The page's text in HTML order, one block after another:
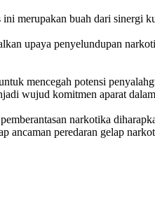
merupakan buah dari sinergi
upaya penyelundupan
mencegah potensi
wujud komitmen aparat
narkotika
ancaman peredaran gelap